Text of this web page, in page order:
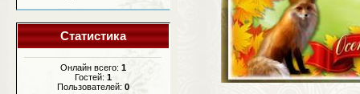
Статистика
Онлайн всего: 1
Гостей: 1
Пользователей: 0